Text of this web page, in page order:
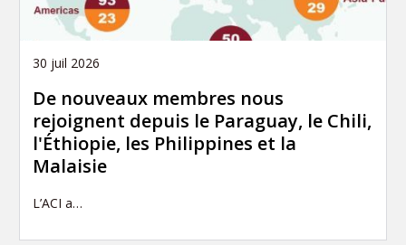
30 juil 2026
De nouveaux membres nous
rejoignent depuis le Paraguay, le Chili,
l'Éthiopie, les Philippines et la
Malaisie
L’ACI a…